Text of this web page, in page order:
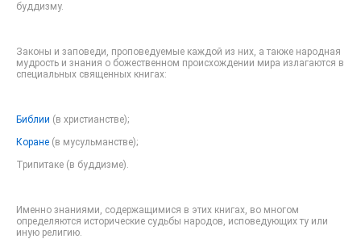
буддизму.
Законы и заповеди, проповедуемые каждой из них, а также народная
мудрость и знания о божественном происхождении мира излагаются в
специальных священных книгах:
Библии (в христианстве);
Коране (в мусульманстве);
Трипитаке (в буддизме).
Именно знаниями, содержащимися в этих книгах, во многом
определяются исторические судьбы народов, исповедующих ту или
иную религию.